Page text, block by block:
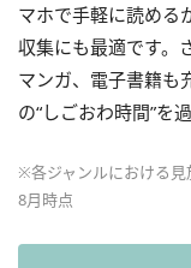
マホで手軽に読める
収集にも最適です。
マンガ、電子書籍も
の“しごおわ時間”を
※各ジャンルにおける
8月時点